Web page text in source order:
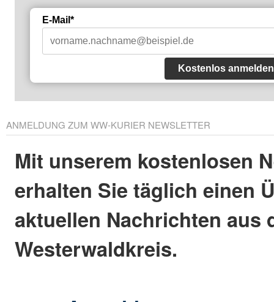
E-Mail*
Kostenlos anmelden
ANMELDUNG ZUM WW-KURIER NEWSLETTER
Mit unserem kostenlosen
erhalten Sie täglich einen
aktuellen Nachrichten aus
Westerwaldkreis.